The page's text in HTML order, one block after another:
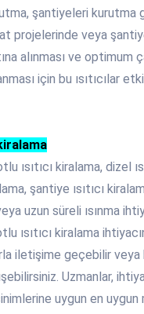
şantiyeleri kurutma
projelerinde veya
alınması ve optimum
için bu ısıtıcılar
ısıtıcı kiralama, dizel
şantiye ısıtıcı
uzun süreli ısınma
ısıtıcı kiralama
iletişime geçebilir veya
Uzmanlar,
uygun en uygun